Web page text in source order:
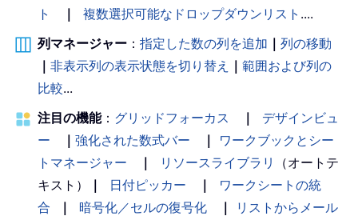
ト
｜ 複数選択可能なドロップダウンリスト ....
列マネージャー ： 指定した数の列を追加 ｜ 列の移動
｜ 非表示列の表示状態を切り替え ｜ 範囲および列の
比較...
注目の機能： グリッドフォーカス ｜
デザインビュ
ー
｜ 強化された数式バー ｜
ワークブックとシー
トマネージャー
｜ リソースライブラリ
（オートテ
キスト）
｜ 日付ピッカー ｜
ワークシートの統
合
｜ 暗号化／セルの復号化 ｜
リストからメール